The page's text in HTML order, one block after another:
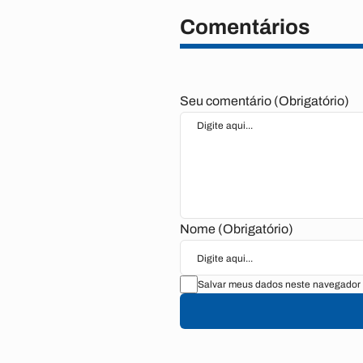
Comentários
Seu comentário (Obrigatório)
Nome (Obrigatório)
Salvar meus dados neste